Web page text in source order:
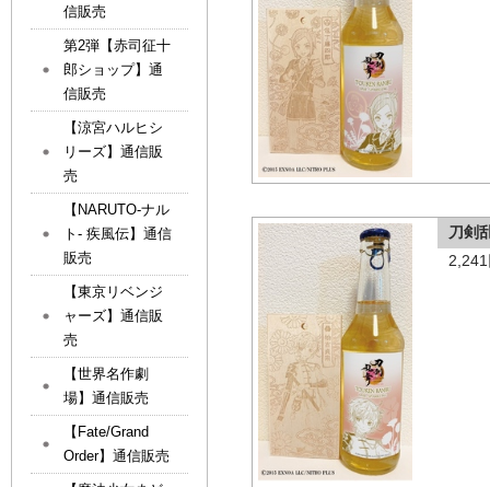
刀剣
信販売
第2弾【赤司征十
郎ショップ】通
信販売
【涼宮ハルヒシ
リーズ】通信販
売
【NARUTO-ナル
ト- 疾風伝】通信
販売
【東京リベンジ
ャーズ】通信販
売
【世界名作劇
場】通信販売
【Fate/Grand
Order】通信販売